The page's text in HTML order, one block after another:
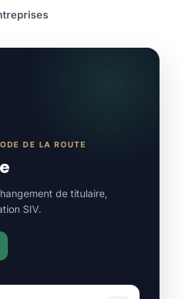
DE LA ROUTE
de titulaire,
SIV.